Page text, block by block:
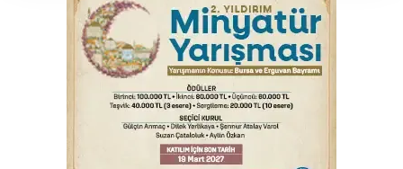
Palandöken: Vergi ve SGK borçlarına
yapılandırma fırsatı
Babasını ziyarete giderken kazada
hayatını kaybetti